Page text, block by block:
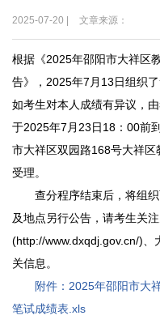
2025-07-20 | 文章来源：
根据《2025年邵阳市大祥区
告》，2025年7月13日组织
如考生对本人成绩有异议，
于2025年7月23日18：00前
市大祥区双园路168号大祥
受理。
查分程序结束后，将组织
及地点另行公告，请考生关
(http://www.dxqdj.gov.cn/)、
关信息。
附件：2025年邵阳市大
笔试成绩表.xls